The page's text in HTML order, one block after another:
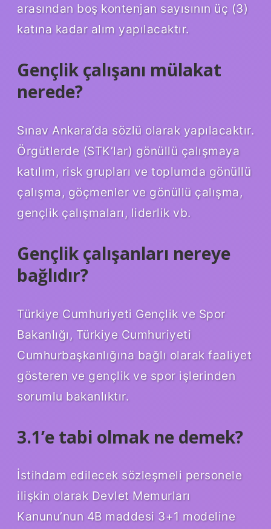
arasından boş kontenjan sayısının üç (3)
katına kadar alım yapılacaktır.
Gençlik çalışanı mülakat
nerede?
Sınav Ankara’da sözlü olarak yapılacaktır.
Örgütlerde (STK’lar) gönüllü çalışmaya
katılım, risk grupları ve toplumda gönüllü
çalışma, göçmenler ve gönüllü çalışma,
gençlik çalışmaları, liderlik vb.
Gençlik çalışanları nereye
bağlıdır?
Türkiye Cumhuriyeti Gençlik ve Spor
Bakanlığı, Türkiye Cumhuriyeti
Cumhurbaşkanlığına bağlı olarak faaliyet
gösteren ve gençlik ve spor işlerinden
sorumlu bakanlıktır.
3.1’e tabi olmak ne demek?
İstihdam edilecek sözleşmeli personele
ilişkin olarak Devlet Memurları
Kanunu’nun 4B maddesi 3+1 modeline